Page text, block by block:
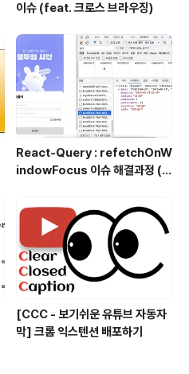
이슈 (feat. 크로스 브라우징)
React-Query : refetchOnW
indowFocus 이슈 해결과정 (f
[CCC - 보기쉬운 유튜브 자동자
막] 크롬 익스텐션 배포하기